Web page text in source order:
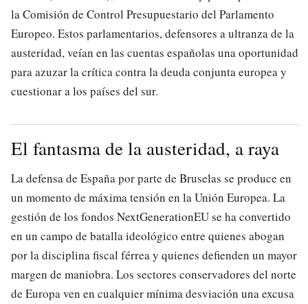
la Comisión de Control Presupuestario del Parlamento
Europeo. Estos parlamentarios, defensores a ultranza de la
austeridad, veían en las cuentas españolas una oportunidad
para azuzar la crítica contra la deuda conjunta europea y
cuestionar a los países del sur.
El fantasma de la austeridad, a raya
La defensa de España por parte de Bruselas se produce en
un momento de máxima tensión en la Unión Europea. La
gestión de los fondos NextGenerationEU se ha convertido
en un campo de batalla ideológico entre quienes abogan
por la disciplina fiscal férrea y quienes defienden un mayor
margen de maniobra. Los sectores conservadores del norte
de Europa ven en cualquier mínima desviación una excusa